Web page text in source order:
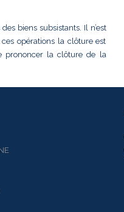
biens subsistants. Il n’est
opérations la clôture est
prononcer la clôture de la